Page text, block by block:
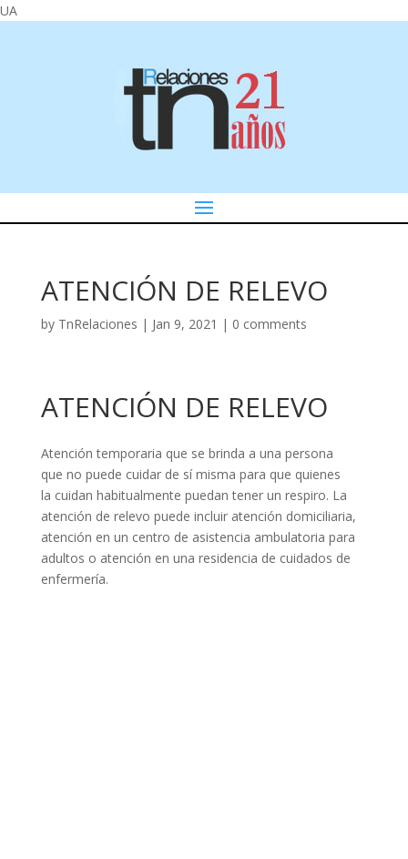
UA
ATENCIÓN DE RELEVO
by TnRelaciones | Jan 9, 2021 | 0 comments
ATENCIÓN DE RELEVO
Atención temporaria que se brinda a una persona
que no puede cuidar de sí misma para que quienes
la cuidan habitualmente puedan tener un respiro. La
atención de relevo puede incluir atención domiciliaria,
atención en un centro de asistencia ambulatoria para
adultos o atención en una residencia de cuidados de
enfermería.